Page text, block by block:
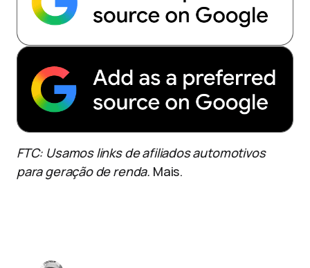
FTC: Usamos links de afiliados automotivos
para geração de renda. Mais.